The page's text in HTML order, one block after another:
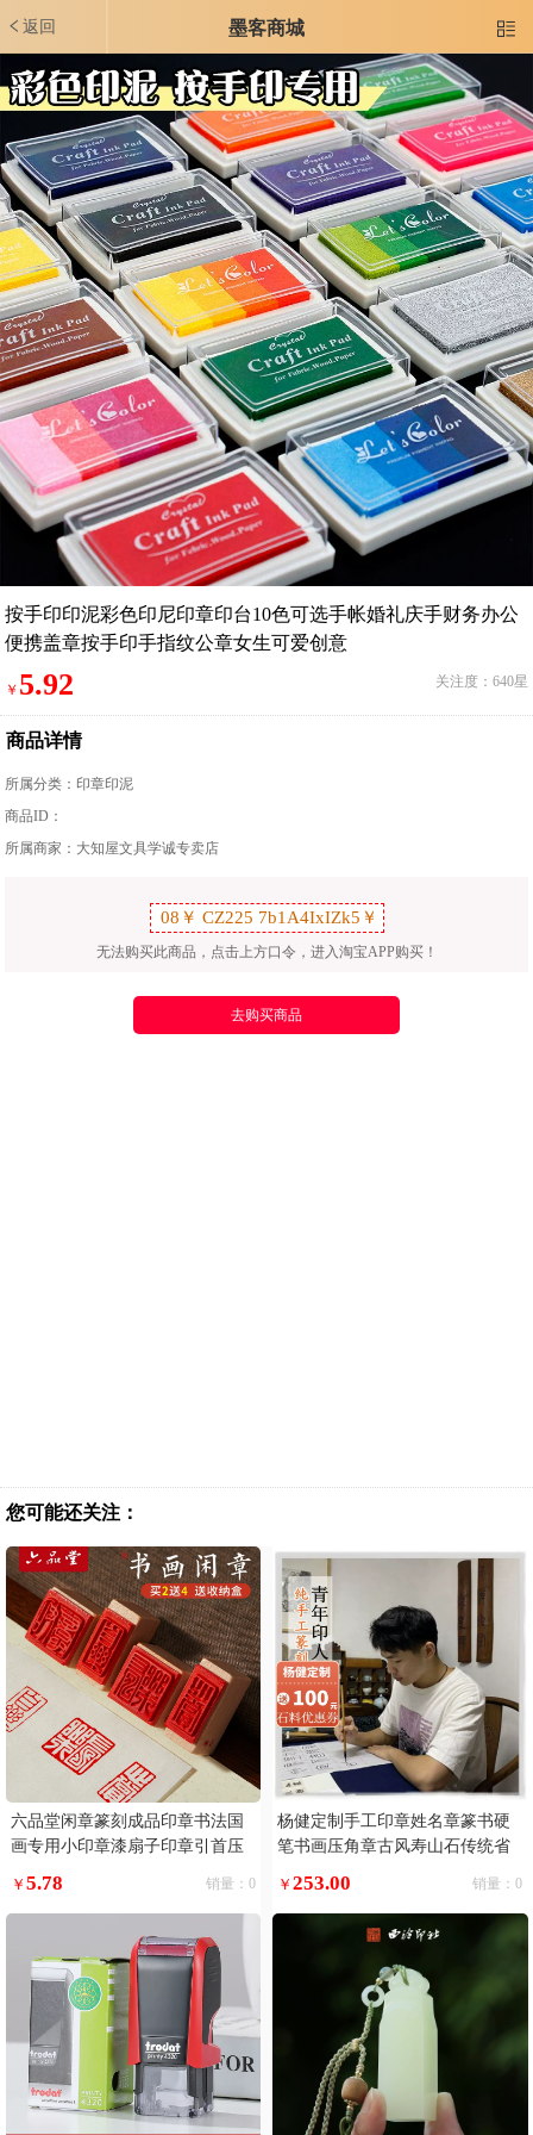
返回 墨客商城 
按手印印泥彩色印尼印章印台10色可选手帐婚礼庆手财务办公
便携盖章按手印手指纹公章女生可爱创意
￥ 5.92 关注度：640星
商品详情
所属分类： 印章印泥
商品ID：
所属商家：大知屋文具学诚专卖店
无法购买此商品，点击上方口令，进入淘宝APP购买！
去购买商品
您可能还关注：
六品堂闲章篆刻成品印章书法国
画专用小印章漆扇子印章引首压
绘画定制书画印章
￥ 5.78 销量：0
杨健定制手工印章姓名章篆书硬
笔书画压角章古风寿山石传统省
￥253.00 销量：0